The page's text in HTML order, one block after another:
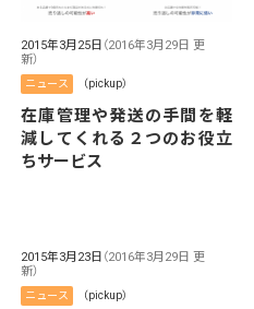
2015年3月25日 （2016年3月29日 更
新）
ニュース （pickup）
在庫管理や発送の手間を軽
減してくれる２つのお役立
ちサービス
2015年3月23日 （2016年3月29日 更
新）
ニュース （pickup）